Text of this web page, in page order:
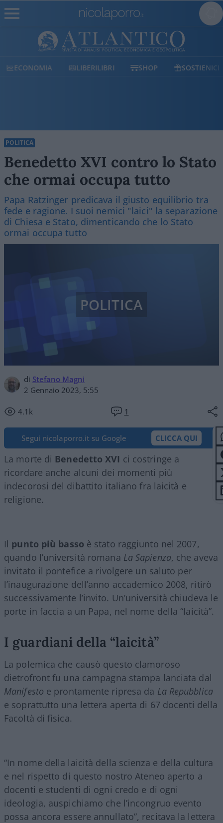
LIBERILIBRI SHOP SOSTIENICI POLITICO
POLITICA
Benedetto XVI contro lo Stato
che ormai occupa tutto
Papa Ratzinger predicava il giusto equilibrio tra
fede e ragione. I suoi nemici "laici" la separazione
di Chiesa e Stato, dimenticando che lo Stato
ormai occupa tutto
di Stefano Magni
2 Gennaio 2023, 5:55
4.1k 1
POLITICA
Segui nicolaporro.it su Google CLICCA QUI
La morte di Benedetto XVI ci costringe a
ricordare anche alcuni dei momenti più
indecorosi del dibattito italiano fra laicità e
religione.
Il punto più basso è stato raggiunto nel 2007,
quando l’università romana La Sapienza, che aveva
invitato il pontefice a rivolgere un saluto per
l’inaugurazione dell’anno accademico 2008, ritirò
successivamente l’invito. Un’università chiudeva le
porte in faccia a un Papa, nel nome della “laicità”.
I guardiani della “laicità”
La polemica che causò questo clamoroso
dietrofront fu una campagna stampa lanciata dal
Manifesto e prontamente ripresa da La Repubblica
e soprattutto una lettera aperta di 67 docenti della
Facoltà di fisica.
“In nome della laicità della scienza e della cultura
e nel rispetto di questo nostro Ateneo aperto a
docenti e studenti di ogni credo e di ogni
ideologia, auspichiamo che l’incongruo evento
possa ancora essere annullato”, recitava la lettera